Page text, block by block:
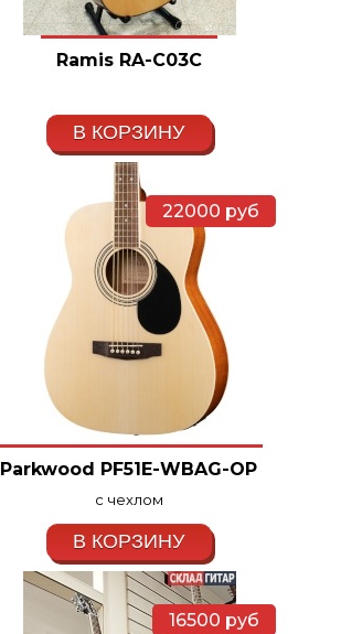
Ramis RA-C03C
В КОРЗИНУ
22000 руб
Parkwood PF51E-WBAG-OP
с чехлом
В КОРЗИНУ
16500 руб